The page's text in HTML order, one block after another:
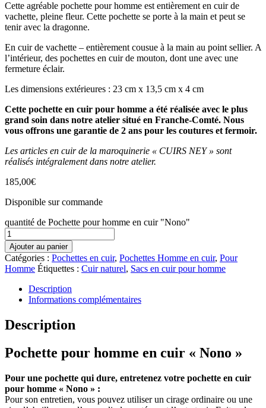
Cette agréable pochette pour homme est entièrement en cuir de
vachette, pleine fleur. Cette pochette se porte à la main et peut se
tenir avec la dragonne.
En cuir de vachette – entièrement cousue à la main au point sellier. A
l’intérieur, des pochettes en cuir de mouton, dont une avec une
fermeture éclair.
Les dimensions extérieures : 23 cm x 13,5 cm x 4 cm
Cette pochette en cuir pour homme a été réalisée avec le plus
grand soin dans notre atelier situé en Franche-Comté. Nous
vous offrons une garantie de 2 ans pour les coutures et fermoir.
Les articles en cuir de la maroquinerie « CUIRS NEY » sont
réalisés intégralement dans notre atelier.
185,00€
Disponible sur commande
quantité de Pochette pour homme en cuir "Nono"
Ajouter au panier
Catégories : Pochettes en cuir, Pochettes Homme en cuir, Pour
Homme Étiquettes : Cuir naturel, Sacs en cuir pour homme
Description
Informations complémentaires
Description
Pochette pour homme en cuir « Nono »
Pour une pochette qui dure, entretenez votre pochette en cuir
pour homme « Nono » :
Pour son entretien, vous pouvez utiliser un cirage ordinaire ou une